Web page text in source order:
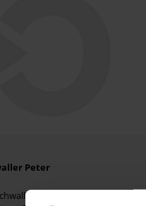
Peter
"Ich habe einen Betrieb mit